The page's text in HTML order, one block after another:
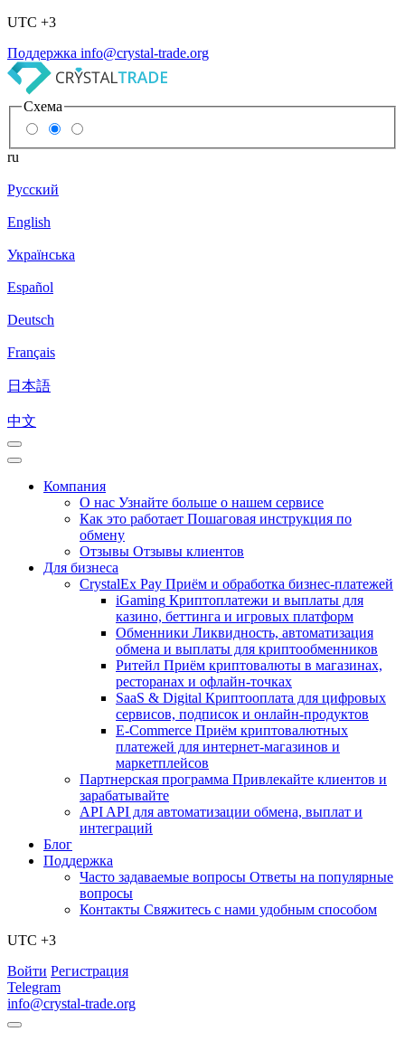
UTC +3
Поддержка info@crystal-trade.org
Схема
ru
Русский
English
Українська
Español
Deutsch
Français
日本語
中文
Компания
О нас Узнайте больше о нашем сервисе
Как это работает Пошаговая инструкция по
обмену
Отзывы Отзывы клиентов
Для бизнеса
CrystalEx Pay Приём и обработка бизнес-платежей
iGaming Криптоплатежи и выплаты для
казино, беттинга и игровых платформ
Обменники Ликвидность, автоматизация
обмена и выплаты для криптообменников
Ритейл Приём криптовалюты в магазинах,
ресторанах и офлайн-точках
SaaS & Digital Криптооплата для цифровых
сервисов, подписок и онлайн-продуктов
E-Commerce Приём криптовалютных
платежей для интернет-магазинов и
маркетплейсов
Партнерская программа Привлекайте клиентов и
зарабатывайте
API API для автоматизации обмена, выплат и
интеграций
Блог
Поддержка
Часто задаваемые вопросы Ответы на популярные
вопросы
Контакты Свяжитесь с нами удобным способом
UTC +3
Войти Регистрация
Telegram
info@crystal-trade.org